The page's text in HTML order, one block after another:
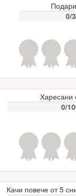
0/3
Харесани
0/
Качи повече от 5